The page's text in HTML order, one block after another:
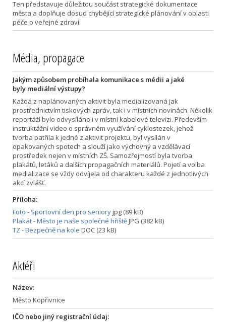
Ten představuje důležitou součást strategické dokumentace
města a doplňuje dosud chybějící strategické plánování v oblasti
péče o veřejné zdraví.
Média, propagace
Jakým způsobem probíhala komunikace s médii a jaké
byly mediální výstupy?
Každá z naplánovaných aktivit byla medializovaná jak
prostřednictvím tiskových zpráv, tak i v místních novinách. Několik
reportáží bylo odvysíláno i v místní kabelové televizi. Především
instruktážní video o správném využívání cyklostezek, jehož
tvorba patřila k jedné z aktivit projektu, byl vysílán v
opakovaných spotech a slouží jako výchovný a vzdělávací
prostředek nejen v místních ZŠ. Samozřejmostí byla tvorba
plakátů, letáků a dalších propagačních materiálů. Pojetí a volba
medializace se vždy odvíjela od charakteru každé z jednotlivých
akcí zvlášť.
Příloha:
Foto - Sportovní den pro senioryjpg (89 kB)
Plakát - Město je naše společné hřištěJPG (382 kB)
TZ - Bezpečně na kole DOC (23 kB)
Aktéři
Název:
Město Kopřivnice
IČO nebo jiný registrační údaj: